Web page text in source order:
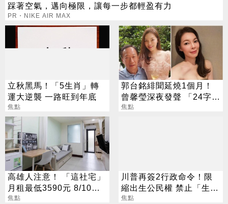
踩著空氣，邁向極限，讓每一步都輕盈有力
PR・NIKE AIR MAX
立秋黑馬！「5生肖」轉
運大逆襲 一路旺到年底
焦點
郭台銘緋聞延燒1個月！
曾馨瑩深夜發聲 「24字」
吐盡最心繫的事
焦點
高雄人注意！ 「這社宅」
月租最低3590元 8/10起
放申請
焦點
川普再簽2行政命令！限
縮出生公民權 禁止「生育
旅遊」
焦點